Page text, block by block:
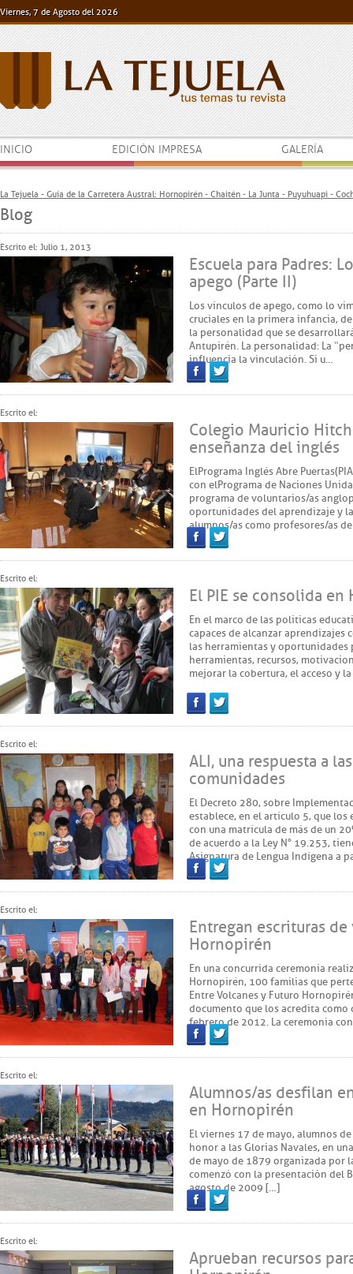
Viernes, 7 de Agosto del 2026
INICIO EDICIÓN IMPRESA GALERÍA
La Tejuela - Guía de la Carretera Austral: Hornopirén - Chaitén - La Junta - Puyuhuapi -
Blog
Escrito el: Julio 1, 2013
Escuela para Padres:
apego (Parte II)
Los vínculos de apego, como lo
cruciales en la primera infancia,
la personalidad que se
Antupirén. La personalidad: La
influencia la vinculación. Si u…
FacebookTwitter
Escrito el:
Colegio Mauricio
enseñanza del inglés
El Programa Inglés Abre Puertas
con el Programa de Naciones
programa de voluntarios/as
oportunidades del aprendizaje y
alumnos/as como profesores/as
FacebookTwitter
Escrito el:
El PIE se consolida en
En el marco de las políticas
capaces de alcanzar aprendizajes
las herramientas y oportunidades
herramientas, recursos,
mejorar la cobertura, el acceso y
FacebookTwitter
Escrito el:
ALI, una respuesta a
comunidades
El Decreto 280, sobre
establece, en el artículo 5, que
con una matrícula de más de un
de acuerdo a la Ley N° 19.253,
Asignatura de Lengua Indígena a
FacebookTwitter
Escrito el:
Entregan escrituras
Hornopirén
En una concurrida ceremonia
Hornopirén, 100 familias que
Entre Volcanes y Futuro
documento que los acredita como
febrero de 2012. La ceremonia
FacebookTwitter
Escrito el:
Alumnos/as desfilan
en Hornopirén
El viernes 17 de mayo, alumnos
honor a las Glorias Navales, en
de mayo de 1879 organizada por
comenzó con la presentación del
agosto de 2009 […]
FacebookTwitter
Escrito el:
Aprueban recursos